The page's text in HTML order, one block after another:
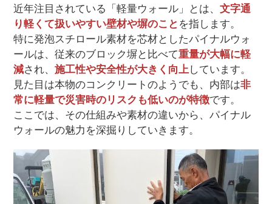
近年注目されている「軽量ウォール」とは、 文字通
り軽くて扱いやすい壁材や塀のこと を指します。
特に発泡スチロール素材を芯材としたパイナルウォ
ールは、従来のブロック塀と比べて重量が大幅に軽
減され、 施工性や安全性が大きく向上しています。
見た目は本物のコンクリートのようでも、内部は非
常に軽量で災害時のリスクも低いのが特徴です。
ここでは、その仕組みや素材の違いから、パイナル
ウォールの魅力を深掘りしていきます。